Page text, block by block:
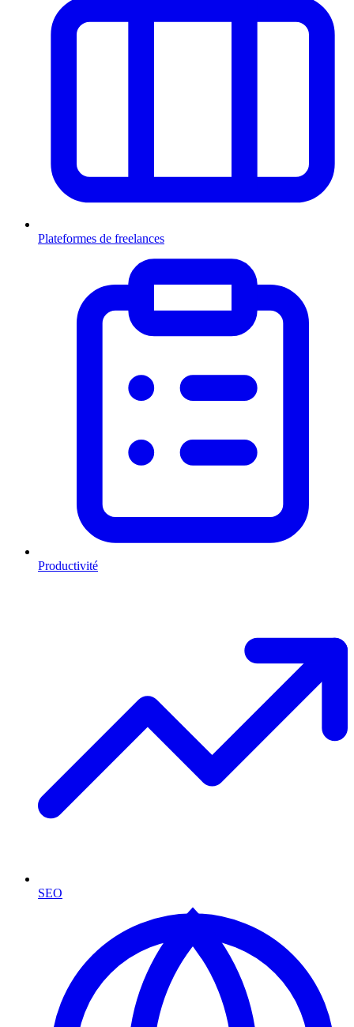
Plateformes de freelances
Productivité
SEO